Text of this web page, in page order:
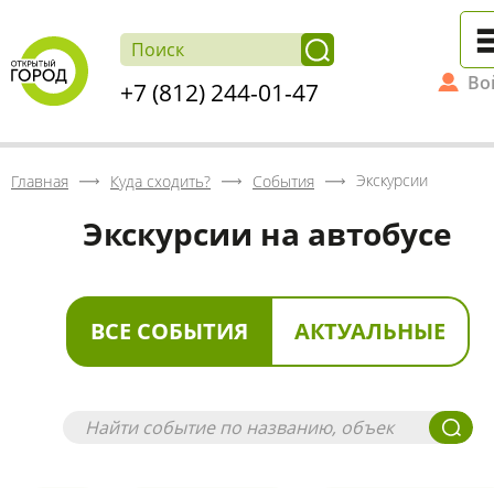
+7 (812) 244-01-47
Главная Куда сходить? События Экскурсии
Экскурсии на автобусе
ВСЕ СОБЫТИЯ АКТУАЛЬНЫЕ